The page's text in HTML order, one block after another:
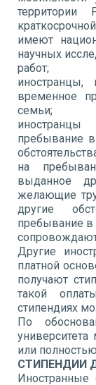
имеют
научных
работ;
иностранцы,
временное
семьи;
пребывание
на
выданное
желающие
другие
пребывание
Другие
платной
получают
такой
стипендиях
По
или
СТИПЕНДИИ